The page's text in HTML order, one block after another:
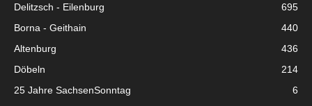
Delitzsch - Eilenburg
695
Borna - Geithain
440
Altenburg
436
Döbeln
214
25 Jahre SachsenSonntag
6